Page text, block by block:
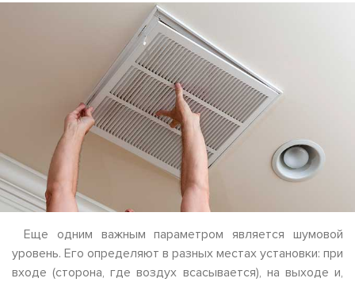
Еще одним важным параметром является шумовой
уровень. Его определяют в разных местах установки: при
входе (сторона, где воздух всасывается), на выходе и,